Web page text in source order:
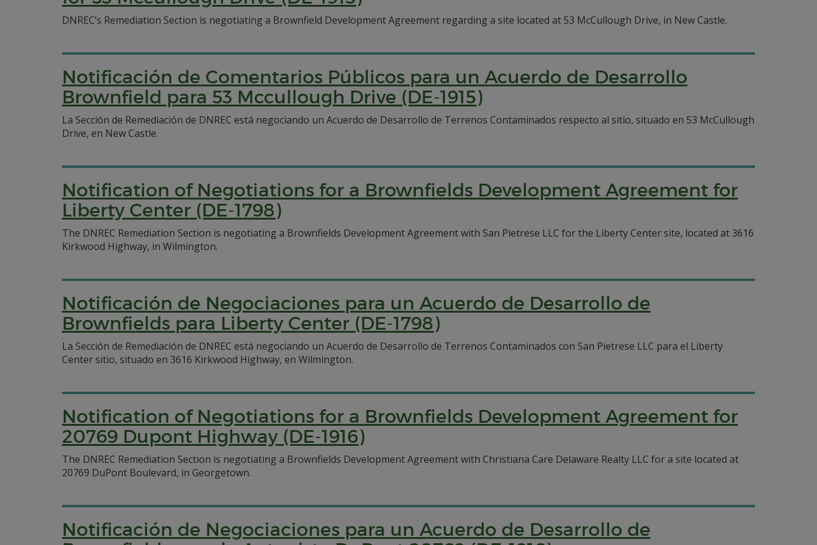
DNREC’s Remediation Section is negotiating a Brownfield Development Agreement regarding a site located at 53 McCullough Drive, in New Castle.
Notificación de Comentarios Públicos para un Acuerdo de Desarrollo
Brownfield para 53 Mccullough Drive (DE-1915)
La Sección de Remediación de DNREC está negociando un Acuerdo de Desarrollo de Terrenos Contaminados respecto al sitio, situado en 53 McCullough
Drive, en New Castle.
Notification of Negotiations for a Brownfields Development Agreement for
Liberty Center (DE-1798)
The DNREC Remediation Section is negotiating a Brownfields Development Agreement with San Pietrese LLC for the Liberty Center site, located at 3616
Kirkwood Highway, in Wilmington.
Notificación de Negociaciones para un Acuerdo de Desarrollo de
Brownfields para Liberty Center (DE-1798)
La Sección de Remediación de DNREC está negociando un Acuerdo de Desarrollo de Terrenos Contaminados con San Pietrese LLC para el Liberty
Center sitio, situado en 3616 Kirkwood Highway, en Wilmington.
Notification of Negotiations for a Brownfields Development Agreement for
20769 Dupont Highway (DE-1916)
The DNREC Remediation Section is negotiating a Brownfields Development Agreement with Christiana Care Delaware Realty LLC for a site located at
20769 DuPont Boulevard, in Georgetown.
Notificación de Negociaciones para un Acuerdo de Desarrollo de